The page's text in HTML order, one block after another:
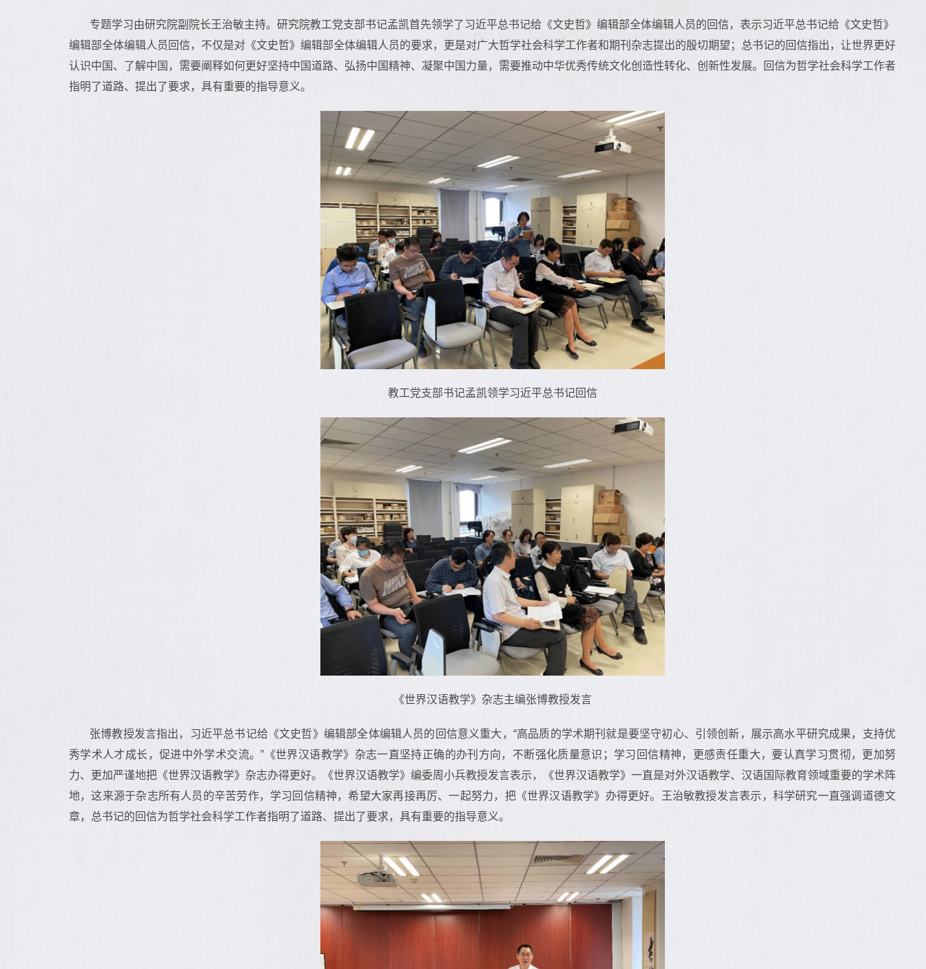
专题学习由研究院副院长王治敏主持。研究院教工党支部书记孟凯首先领学了习近平总书记给《文史哲》编辑部全体编辑人员的回信，表示习近平总书记给《文史哲》
编辑部全体编辑人员回信，不仅是对《文史哲》编辑部全体编辑人员的要求，更是对广大哲学社会科学工作者和期刊杂志提出的殷切期望；总书记的回信指出，让世界更好
认识中国、了解中国，需要阐释如何更好坚持中国道路、弘扬中国精神、凝聚中国力量，需要推动中华优秀传统文化创造性转化、创新性发展。回信为哲学社会科学工作者
指明了道路、提出了要求，具有重要的指导意义。
教工党支部书记孟凯领学习近平总书记回信
《世界汉语教学》杂志主编张博教授发言
张博教授发言指出，习近平总书记给《文史哲》编辑部全体编辑人员的回信意义重大，“高品质的学术期刊就是要坚守初心、引领创新，展示高水平研究成果，支持优
秀学术人才成长，促进中外学术交流。”《世界汉语教学》杂志一直坚持正确的办刊方向，不断强化质量意识；学习回信精神，更感责任重大，要认真学习贯彻，更加努
力、更加严谨地把《世界汉语教学》杂志办得更好。《世界汉语教学》编委周小兵教授发言表示，《世界汉语教学》一直是对外汉语教学、汉语国际教育领域重要的学术阵
地，这来源于杂志所有人员的辛苦劳作，学习回信精神，希望大家再接再厉、一起努力，把《世界汉语教学》办得更好。王治敏教授发言表示，科学研究一直强调道德文
章，总书记的回信为哲学社会科学工作者指明了道路、提出了要求，具有重要的指导意义。